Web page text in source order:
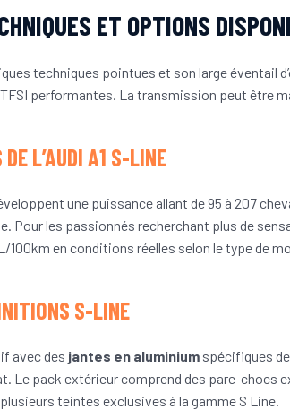
ET OPTIONS
techniques pointues et son large éventail
performantes. La transmission peut être
L’AUDI A1 S-LINE
une puissance allant de 95 à 207
Pour les passionnés recherchant plus de
en conditions réelles selon le type de
S-LINE
avec des jantes en aluminium spécifiques
Le pack extérieur comprend des pare-
teintes exclusives à la gamme S Line.